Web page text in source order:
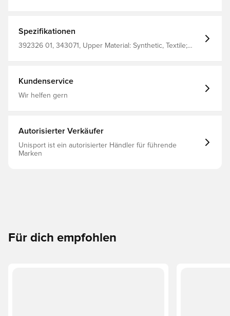
Sneakers-Sammlung. Mittelhoher Schaft Regular Fit
Absatzart: Flach Verschluss: Schnürsenkel PUMA
Branding-Details Obermaterial: Synthetik; Futter: Textil;
Spezifikationen
392326 01, 343071, Upper Material: Synthetic, Textile;
Kundenservice
Wir helfen gern
Autorisierter Verkäufer
Unisport ist ein autorisierter Händler für führende
Marken
Für dich empfohlen